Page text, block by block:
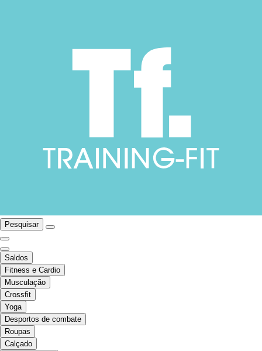
Pesquisar
Saldos
Fitness e Cardio
Musculação
Crossfit
Yoga
Desportos de combate
Roupas
Calçado